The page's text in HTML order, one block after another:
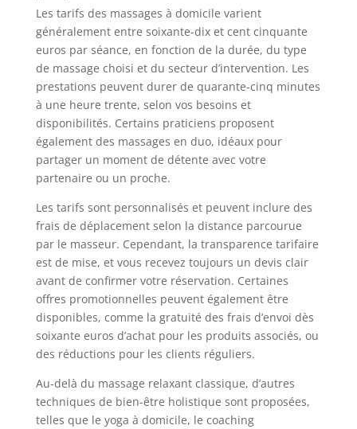
Les tarifs des massages à domicile varient
généralement entre soixante-dix et cent cinquante
euros par séance, en fonction de la durée, du type
de massage choisi et du secteur d’intervention. Les
prestations peuvent durer de quarante-cinq minutes
à une heure trente, selon vos besoins et
disponibilités. Certains praticiens proposent
également des massages en duo, idéaux pour
partager un moment de détente avec votre
partenaire ou un proche.
Les tarifs sont personnalisés et peuvent inclure des
frais de déplacement selon la distance parcourue
par le masseur. Cependant, la transparence tarifaire
est de mise, et vous recevez toujours un devis clair
avant de confirmer votre réservation. Certaines
offres promotionnelles peuvent également être
disponibles, comme la gratuité des frais d’envoi dès
soixante euros d’achat pour les produits associés, ou
des réductions pour les clients réguliers.
Au-delà du massage relaxant classique, d’autres
techniques de bien-être holistique sont proposées,
telles que le yoga à domicile, le coaching